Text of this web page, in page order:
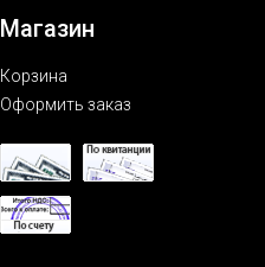
Магазин
Корзина
Оформить заказ